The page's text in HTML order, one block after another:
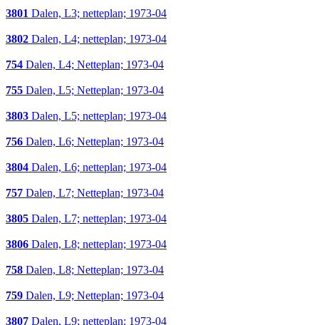
3801 Dalen, L3; netteplan; 1973-04
3802 Dalen, L4; netteplan; 1973-04
754 Dalen, L4; Netteplan; 1973-04
755 Dalen, L5; Netteplan; 1973-04
3803 Dalen, L5; netteplan; 1973-04
756 Dalen, L6; Netteplan; 1973-04
3804 Dalen, L6; netteplan; 1973-04
757 Dalen, L7; Netteplan; 1973-04
3805 Dalen, L7; netteplan; 1973-04
3806 Dalen, L8; netteplan; 1973-04
758 Dalen, L8; Netteplan; 1973-04
759 Dalen, L9; Netteplan; 1973-04
3807 Dalen, L9; netteplan; 1973-04